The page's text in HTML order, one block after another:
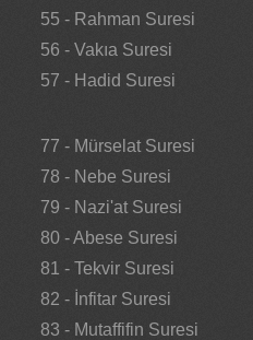
55 - Rahman Suresi
56 - Vakıa Suresi
57 - Hadid Suresi
77 - Mürselat Suresi
78 - Nebe Suresi
79 - Nazi'at Suresi
80 - Abese Suresi
81 - Tekvir Suresi
82 - İnfitar Suresi
83 - Mutaffifin Suresi